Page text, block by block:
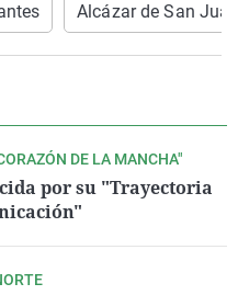
Alcázar de San
DE LA MANCHA"
por su "Trayectoria